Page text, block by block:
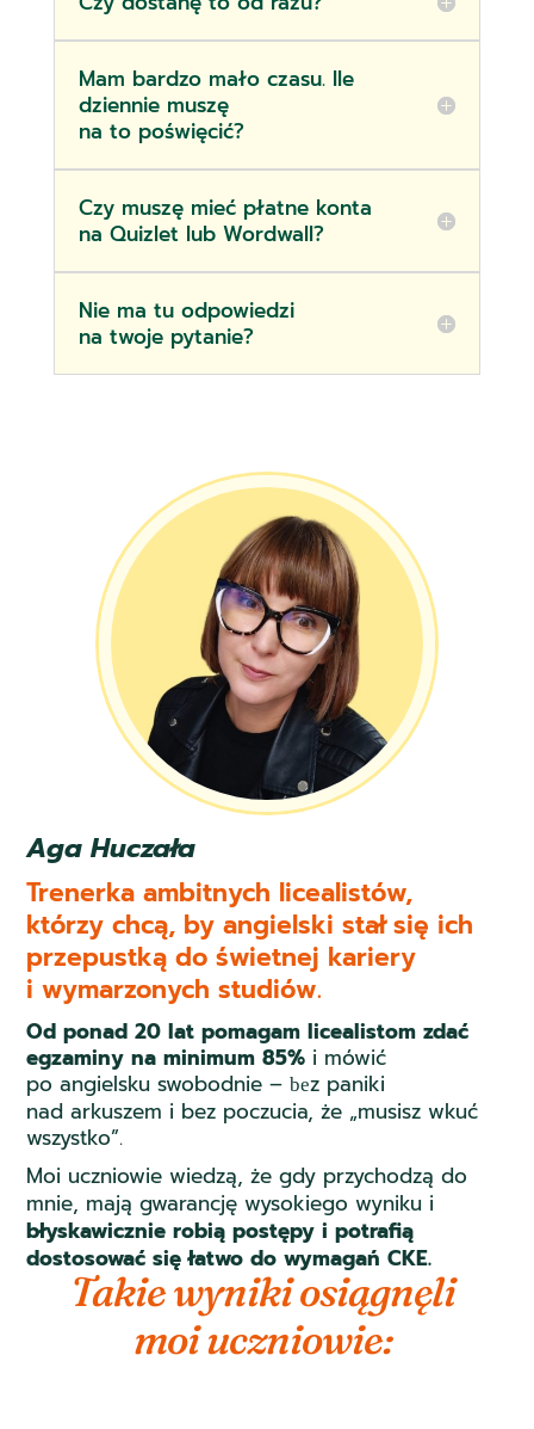
Mam bardzo mało czasu. Ile
dziennie muszę
na to poświęcić?
Czy muszę mieć płatne konta
na Quizlet lub Wordwall?
Nie ma tu odpowiedzi
na twoje pytanie?
Aga Huczała
Trenerka ambitnych licealistów,
którzy chcą, by angielski stał się ich
przepustką do świetnej kariery
i wymarzonych studiów.
Od ponad 20 lat pomagam licealistom zdać
egzaminy na minimum 85% i mówić
po angielsku swobodnie –bez paniki
nad arkuszem i bez poczucia, że „musisz wkuć
wszystko”.
Moi uczniowie wiedzą, że gdy przychodzą do
mnie, mają gwarancję wysokiego wyniku i
błyskawicznie robią postępy i potrafią
dostosować się łatwo do wymagań CKE.
Takie wyniki osiągnęli
moi uczniowie: